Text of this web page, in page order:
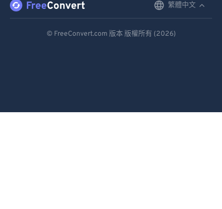
繁體中文
© FreeConvert.com 版本 版權所有 (2026)